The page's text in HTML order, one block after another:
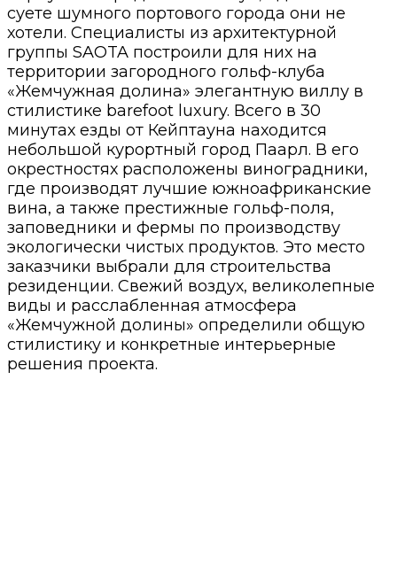
суете шумного портового города они не
хотели. Специалисты из архитектурной
группы SAOTA построили для них на
территории загородного гольф-клуба
«Жемчужная долина» элегантную виллу в
стилистике barefoot luxury. Всего в 30
минутах езды от Кейптауна находится
небольшой курортный город Паарл. В его
окрестностях расположены виноградники,
где производят лучшие южноафриканские
вина, а также престижные гольф-поля,
заповедники и фермы по производству
экологически чистых продуктов. Это место
заказчики выбрали для строительства
резиденции. Свежий воздух, великолепные
виды и расслабленная атмосфера
«Жемчужной долины» определили общую
стилистику и конкретные интерьерные
решения проекта.